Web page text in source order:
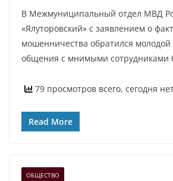
В Межмуниципальный отдел МВД
«Ялуторовский» с заявлением о
мошенничества обратился
общения с мнимыми сотрудниками
79 просмотров всего, сегодня
Read More
ОБЩЕСТВО